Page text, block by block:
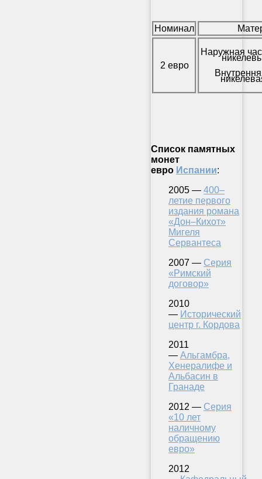
Номинал
2 евро
Наружная
Список памятных
монет
евро Испании:
2005 — 400–
летие первого
издания романа
«Дон–Кихот»
Мигеля
Сервантеса
2007 — Серия
«Римский
договор»
2010
— Исторический
центр г. Кордова
2011
— Альгамбра,
Хенералифе и
Альбасин в
Гранаде
2012 — Серия
«10 лет
наличному
обращению
евро»
2012